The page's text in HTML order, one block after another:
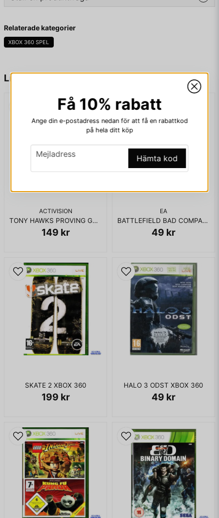
Liknande produkter
ACTIVISION
TONY HAWKS PROVING GROUND XBOX 360
149 kr
EA
BATTLEFIELD BAD COMPANY 2 XBOX 360
49 kr
SKATE 2 XBOX 360
199 kr
HALO 3 ODST XBOX 360
49 kr
Fråga oss något om denna produkten...
name
Namn
Ja, ni får publicera min fråga
Relaterade kategorier
XBOX 360 SPEL
Få 10% rabatt
Ange din e-postadress nedan för att få en rabattkod
på hela ditt köp
email
Mejladress Hämta kod